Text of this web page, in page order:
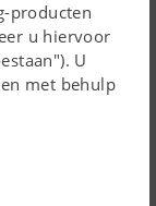
producten
u hiervoor
U
met behulp